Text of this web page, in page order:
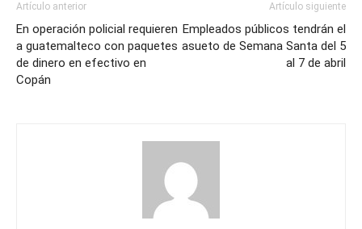
Artículo anterior
En operación policial requieren
a guatemalteco con paquetes
de dinero en efectivo en
Copán
Artículo siguiente
Empleados públicos tendrán el
asueto de Semana Santa del 5
al 7 de abril